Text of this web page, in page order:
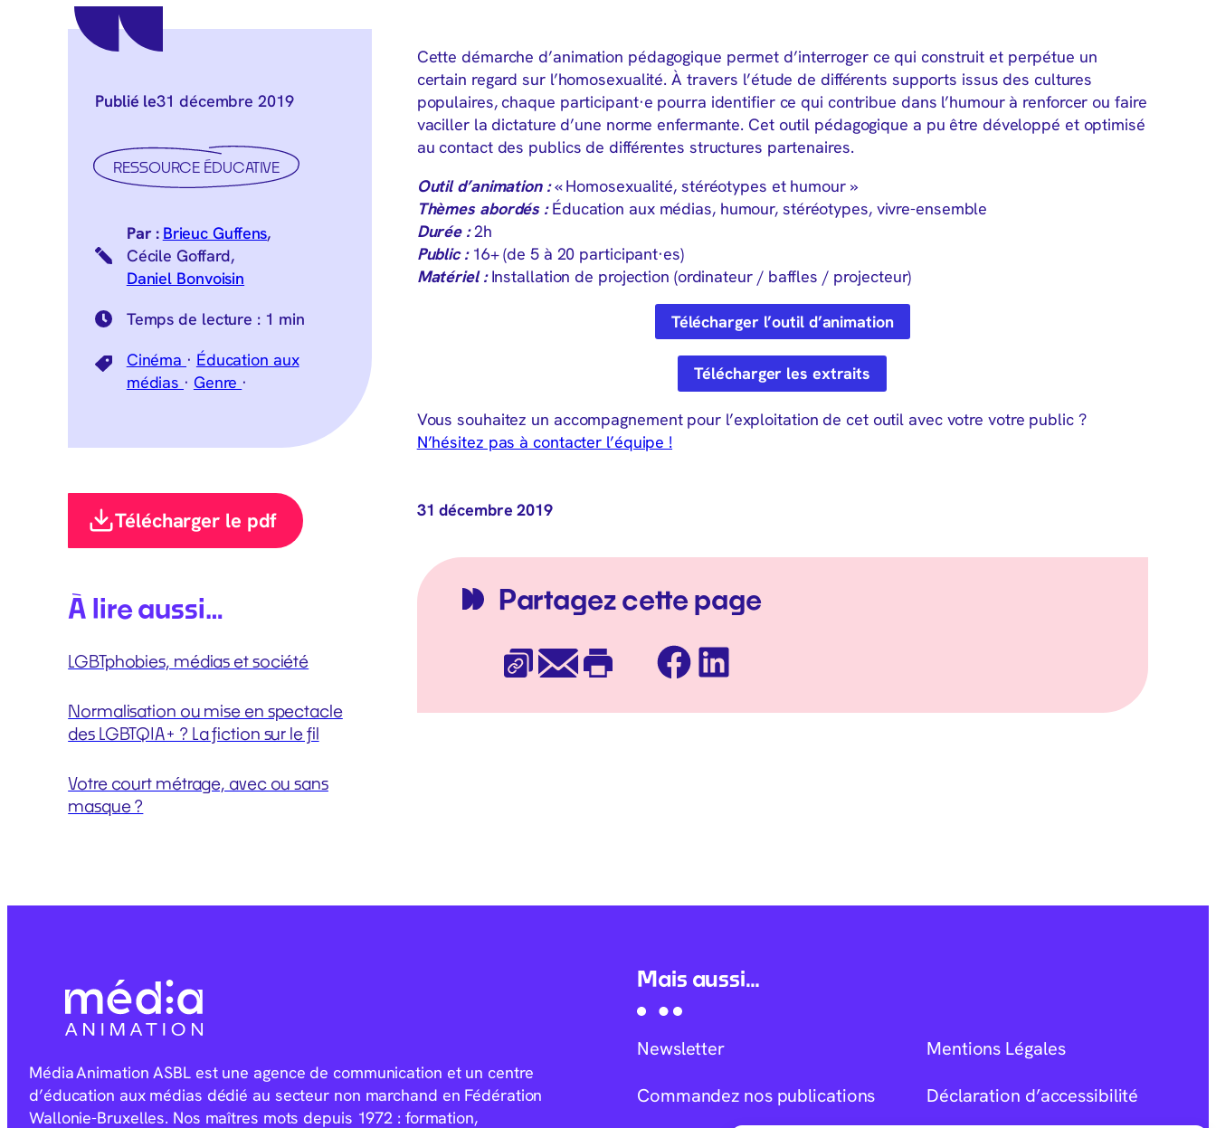
Publié le31 décembre 2019
RESSOURCE ÉDUCATIVE
Brieuc Guffens,
Cécile Goffard,
Daniel Bonvoisin
Temps de lecture : 1 min
Cinéma · Éducation aux
médias · Genre ·
Télécharger le pdf
À lire aussi…
LGBTphobies, médias et société
Normalisation ou mise en spectacle
des LGBTQIA+ ? La fiction sur le fil
Votre court métrage, avec ou sans
masque ?
Cette démarche d’animation pédagogique permet d’interroger ce qui construit et perpétue un
certain regard sur l’homosexualité. À travers l’étude de différents supports issus des cultures
populaires, chaque participant·e pourra identifier ce qui contribue dans l’humour à renforcer ou faire
vaciller la dictature d’une norme enfermante. Cet outil pédagogique a pu être développé et optimisé
au contact des publics de différentes structures partenaires.
Outild’animation :« Homosexualité, stéréotypes et humour »
Thèmes abordés : Éducation aux médias, humour, stéréotypes, vivre-ensemble
Durée : 2h
Public : 16+ (de 5 à 20 participant·es)
Matériel : Installation de projection (ordinateur / baffles / projecteur)
Télécharger l’outil d’animation
Télécharger les extraits
Vous souhaitez un accompagnement pour l’exploitation de cet outil avec votre votre public ?
N’hésitez pas à contacter l’équipe !
31 décembre 2019
Partagez cette page
Copier l’URL
E-mail Imprimer Facebook
LinkedIn
Média Animation ASBL est une agence de communication et un centre
d’éducation aux médias dédié au secteur non marchand en Fédération
Wallonie-Bruxelles. Nos maîtres mots depuis 1972 : formation,
Mais aussi…
Newsletter
Commandez nos publications
Mentions Légales
Déclaration d’accessibilité